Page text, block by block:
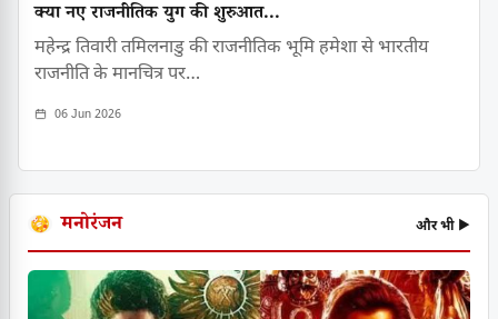
क्या नए राजनीतिक युग की शुरुआत...
महेन्द्र तिवारी तमिलनाडु की राजनीतिक भूमि हमेशा से भारतीय
राजनीति के मानचित्र पर…
06 Jun 2026
मनोरंजन और भी ▶